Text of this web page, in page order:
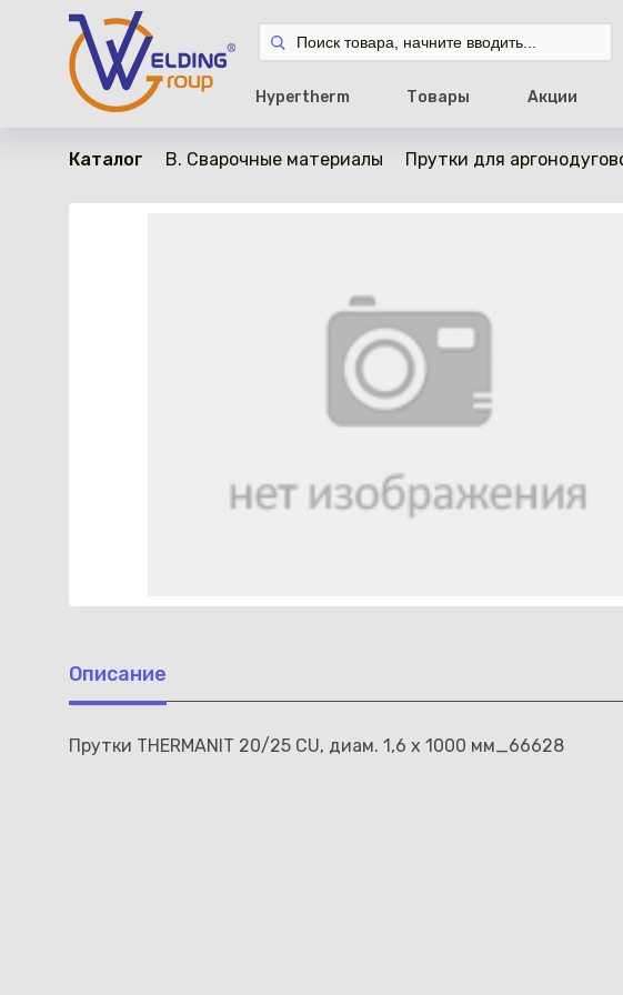
Hypertherm Товары Акции
Каталог B. Сварочные материалы Прутки для
в наличии
Описание
Прутки THERMANIT 20/25 CU, диам. 1,6 x 1000 мм_66628